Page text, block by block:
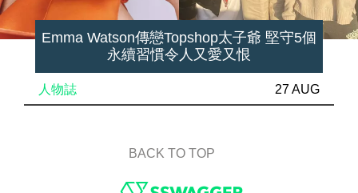
Emma Watson傳戀Topshop太子爺 堅守5個
永續習慣令人又愛又恨
人物誌 27 AUG
BACK TO TOP